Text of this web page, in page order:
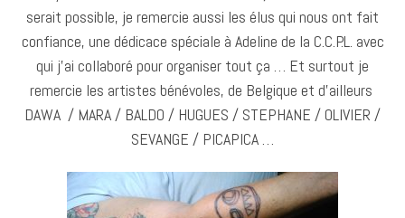
serait possible, je remercie aussi les élus qui nous ont fait
confiance, une dédicace spéciale à Adeline de la C.C.P.L. avec
qui j’ai collaboré pour organiser tout ça … Et surtout je
remercie les artistes bénévoles, de Belgique et d’ailleurs
DAWA / MARA / BALDO / HUGUES / STEPHANE / OLIVIER /
SEVANGE / PICAPICA …